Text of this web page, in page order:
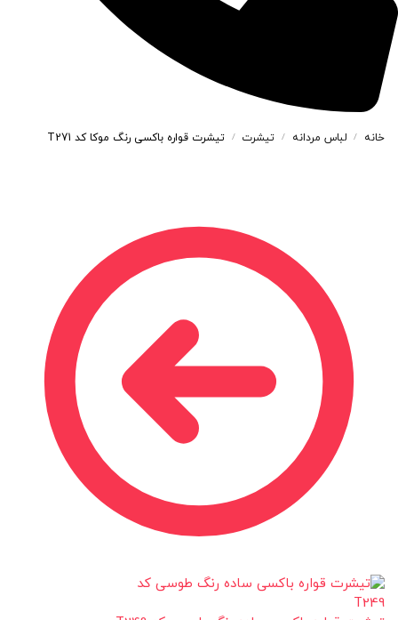
خانه / لباس مردانه / تیشرت / تیشرت قواره باکسی رنگ موکا کد T271